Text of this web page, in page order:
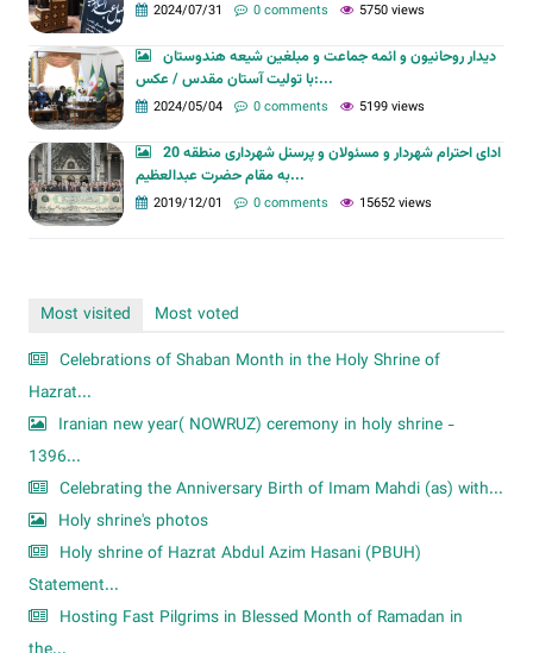
2024/07/31 0 comments 5750 views
دیدار روحانیون و ائمه جماعت و مبلغین شیعه هندوستان
با تولیت آستان مقدس / عکس:...
2024/05/04 0 comments 5199 views
ادای احترام شهردار و مسئولان و پرسنل شهرداری منطقه 20
به مقام حضرت عبدالعظیم...
2019/12/01 0 comments 15652 views
Most visited
Most voted
Celebrations of Shaban Month in the Holy Shrine of
Hazrat...
Iranian new year( NOWRUZ) ceremony in holy shrine -
1396...
Celebrating the Anniversary Birth of Imam Mahdi (as) with...
Holy shrine's photos
Holy shrine of Hazrat Abdul Azim Hasani (PBUH)
Statement...
Hosting Fast Pilgrims in Blessed Month of Ramadan in